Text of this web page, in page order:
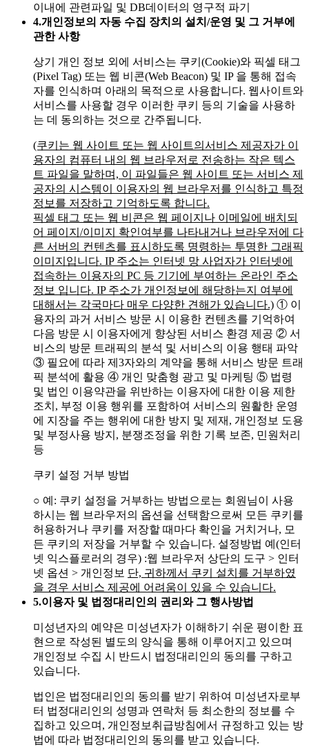
이내에 관련파일 및 DB데이터의 영구적 파기
4.개인정보의 자동 수집 장치의 설치/운영 및 그 거부에
관한 사항
상기 개인 정보 외에 서비스는 쿠키(Cookie)와 픽셀 태그
(Pixel Tag) 또는 웹 비콘(Web Beacon) 및 IP 을 통해 접속
자를 인식하며 아래의 목적으로 사용합니다. 웹사이트와
서비스를 사용할 경우 이러한 쿠키 등의 기술을 사용하
는 데 동의하는 것으로 간주됩니다.
(쿠키는 웹 사이트 또는 웹 사이트의서비스 제공자가 이
용자의 컴퓨터 내의 웹 브라우저로 전송하는 작은 텍스
트 파일을 말하며, 이 파일들은 웹 사이트 또는 서비스 제
공자의 시스템이 이용자의 웹 브라우저를 인식하고 특정
정보를 저장하고 기억하도록 합니다.
픽셀 태그 또는 웹 비콘은 웹 페이지나 이메일에 배치되
어 페이지/이미지 확인여부를 나타내거나 브라우저에 다
른 서버의 컨텐츠를 표시하도록 명령하는 투명한 그래픽
이미지입니다. IP 주소는 인터넷 망 사업자가 인터넷에
접속하는 이용자의 PC 등 기기에 부여하는 온라인 주소
정보 입니다. IP 주소가 개인정보에 해당하는지 여부에
대해서는 각국마다 매우 다양한 견해가 있습니다.) ① 이
용자의 과거 서비스 방문 시 이용한 컨텐츠를 기억하여
다음 방문 시 이용자에게 향상된 서비스 환경 제공 ② 서
비스의 방문 트래픽의 분석 및 서비스의 이용 행태 파악
③ 필요에 따라 제3자와의 계약을 통해 서비스 방문 트래
픽 분석에 활용 ④ 개인 맞춤형 광고 및 마케팅 ⑤ 법령
및 법인 이용약관을 위반하는 이용자에 대한 이용 제한
조치, 부정 이용 행위를 포함하여 서비스의 원활한 운영
에 지장을 주는 행위에 대한 방지 및 제재, 개인정보 도용
및 부정사용 방지, 분쟁조정을 위한 기록 보존, 민원처리
등
쿠키 설정 거부 방법
○ 예: 쿠키 설정을 거부하는 방법으로는 회원님이 사용
하시는 웹 브라우저의 옵션을 선택함으로써 모든 쿠키를
허용하거나 쿠키를 저장할 때마다 확인을 거치거나, 모
든 쿠키의 저장을 거부할 수 있습니다. 설정방법 예(인터
넷 익스플로러의 경우) :웹 브라우저 상단의 도구 > 인터
넷 옵션 > 개인정보 단, 귀하께서 쿠키 설치를 거부하였
을 경우 서비스 제공에 어려움이 있을 수 있습니다.
5.이용자 및 법정대리인의 권리와 그 행사방법
미성년자의 예약은 미성년자가 이해하기 쉬운 평이한 표
현으로 작성된 별도의 양식을 통해 이루어지고 있으며
개인정보 수집 시 반드시 법정대리인의 동의를 구하고
있습니다.
법인은 법정대리인의 동의를 받기 위하여 미성년자로부
터 법정대리인의 성명과 연락처 등 최소한의 정보를 수
집하고 있으며, 개인정보취급방침에서 규정하고 있는 방
법에 따라 법정대리인의 동의를 받고 있습니다.